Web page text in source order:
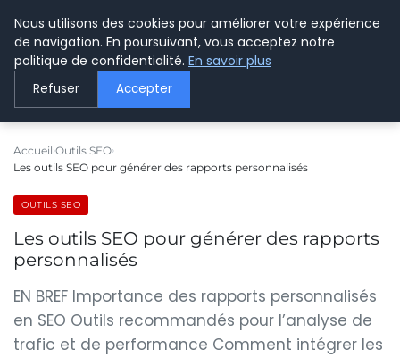
LE WEBMARKETING
Accueil Outils SEO
Les outils SEO pour générer des rapports personnalisés
OUTILS SEO
Les outils SEO pour générer des rapports
personnalisés
EN BREF Importance des rapports personnalisés
en SEO Outils recommandés pour l’analyse de
trafic et de performance Comment intégrer les
Nous utilisons des cookies pour améliorer votre expérience
de navigation. En poursuivant, vous acceptez notre
politique de confidentialité. En savoir plus
Refuser Accepter